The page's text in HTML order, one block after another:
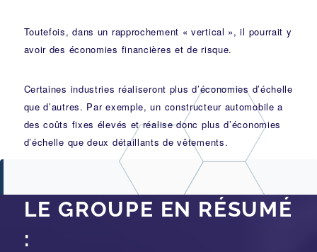
Toutefois, dans un rapprochement « vertical », il pourrait y
avoir des économies financières et de risque.
Certaines industries réaliseront plus d’économies d’échelle
que d’autres. Par exemple, un constructeur automobile a
des coûts fixes élevés et réalise donc plus d’économies
d’échelle que deux détaillants de vêtements.
LE GROUPE EN RÉSUMÉ
: